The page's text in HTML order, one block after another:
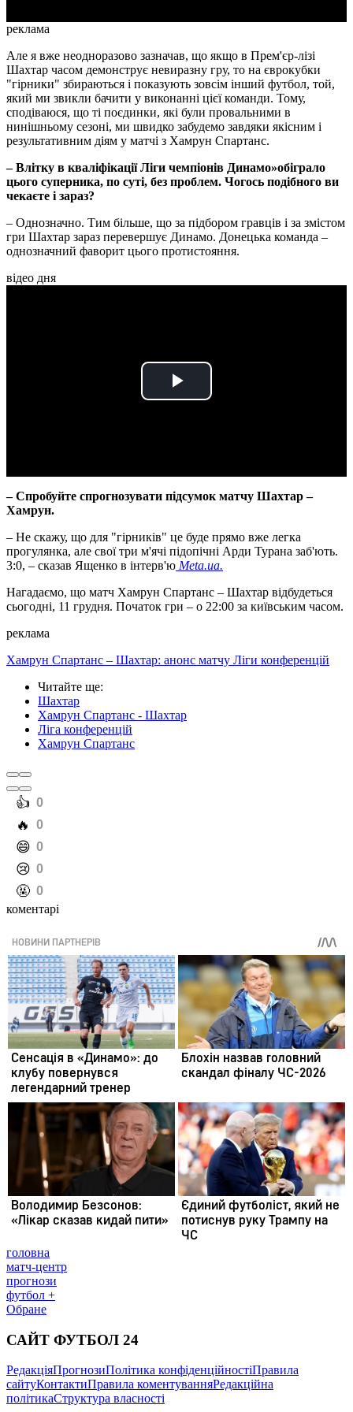
реклама
Але я вже неодноразово зазначав, що якщо в Прем'єр-лізі
Шахтар часом демонструє невиразну гру, то на єврокубки
"гірники" збираються і показують зовсім інший футбол, той,
який ми звикли бачити у виконанні цієї команди. Тому,
сподіваюся, що ті поєдинки, які були провальними в
нинішньому сезоні, ми швидко забудемо завдяки якісним і
результативним діям у матчі з Хамрун Спартанс.
– Влітку в кваліфікації Ліги чемпіонів Динамо»обіграло
цього суперника, по суті, без проблем. Чогось подібного ви
чекаєте і зараз?
– Однозначно. Тим більше, що за підбором гравців і за змістом
гри Шахтар зараз перевершує Динамо. Донецька команда –
однозначний фаворит цього протистояння.
відео дня
Play
– Спробуйте спрогнозувати підсумок матчу Шахтар –
Хамрун.
– Не скажу, що для "гірників" це буде прямо вже легка
прогулянка, але свої три м'ячі підопічні Арди Турана заб'ють.
3:0, – сказав Ященко в інтерв'ю Meta.ua.
Нагадаємо, що матч Хамрун Спартанс – Шахтар відбудеться
сьогодні, 11 грудня. Початок гри – о 22:00 за київським часом.
реклама
Хамрун Спартанс – Шахтар: анонс матчу Ліги конференцій
Читайте ще:
Шахтар
Хамрун Спартанс - Шахтар
Ліга конференцій
Хамрун Спартанс
️👍 0
️🔥 0
️😄 0
️😢 0
️🤬 0
коментарі
головна
матч-центр
прогнози
футбол +
Обране
САЙТ ФУТБОЛ 24
РедакціяПрогнозиПолітика конфіденційностіПравила
сайтуКонтактиПравила коментуванняРедакційна
політикаСтруктура власності